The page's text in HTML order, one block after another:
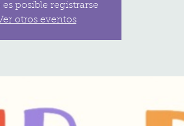
es posible registrarse
otros eventos